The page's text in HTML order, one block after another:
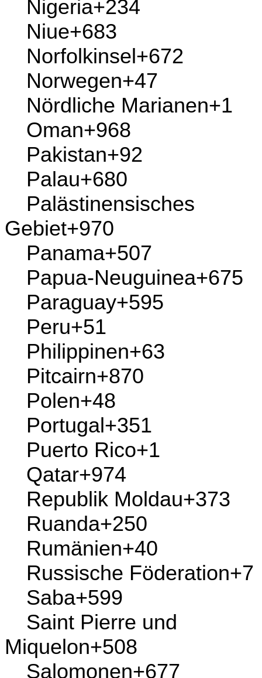
Mongolei+976
Montenegro
Montserrat+1
Mosambik+258
Myanmar+95
Namibia+264
Nauru+674
Nebeninseln der
Vereinigten Staaten+246
Nepal+977
Neukaledonien
Neuseeland+64
Nicaragua+505
Niederlande
Niger+227
Nigeria+234
Niue+683
Norfolkinsel+672
Norwegen+47
Nördliche Marianen
Oman+968
Pakistan+92
Palau+680
Palästinensisches
Gebiet+970
Panama+507
Papua-Neuguinea
Paraguay+595